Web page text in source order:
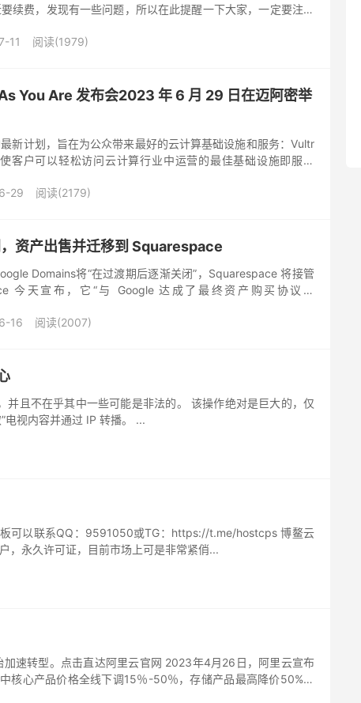
续费，发现有一些问题，所以在此提醒一下大家，一定要注意
11 阅读(1979)
You Are 发布会2023 年 6 月 29 日在迈阿密举
新计划，旨在为公众带来最好的云计算基础设施和服务：Vultr
客户可以轻松访问云计算行业中运营的最佳基础设施即服务
29 阅读(2179)
资产出售并迁移到 Squarespace
Domains将“在过渡期后逐渐关闭”，Squarespace 将接管
今天宣布，它“与 Google 达成了最终资产购买协议，
16 阅读(2007)
且不在乎其中一些可能是非法的。 该操作绝对是巨大的，仅
电视内容并通过 IP 转播。 ...
可以联系QQ：9591050或TG：https://t.me/hostcps 博鳌云
，永久许可证，目前市场上可是非常紧俏...
加速转型。点击直达阿里云官网 2023年4月26日，阿里云宣布
核心产品价格全线下调15％-50％，存储产品最高降价50%。